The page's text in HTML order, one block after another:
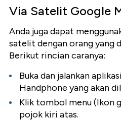
Via Satelit Google
Anda juga dapat
satelit dengan orang yang
Berikut rincian caranya:
Buka dan jalankan
Handphone yang akan
Klik tombol menu (Ikon
pojok kiri atas.